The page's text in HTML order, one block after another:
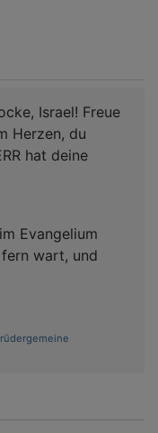
Israel! Freue
Herzen, du
hat deine
Evangelium
wart, und